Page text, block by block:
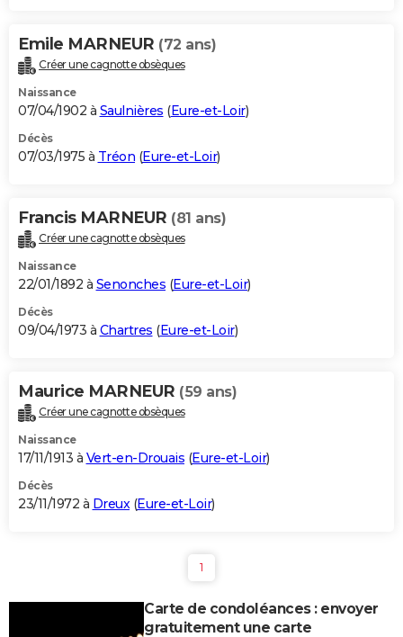
Emile MARNEUR (72 ans)
Créer une cagnotte obsèques
Naissance
07/04/1902 à Saulnières (Eure-et-Loir)
Décès
07/03/1975 à Tréon (Eure-et-Loir)
Francis MARNEUR (81 ans)
Créer une cagnotte obsèques
Naissance
22/01/1892 à Senonches (Eure-et-Loir)
Décès
09/04/1973 à Chartres (Eure-et-Loir)
Maurice MARNEUR (59 ans)
Créer une cagnotte obsèques
Naissance
17/11/1913 à Vert-en-Drouais (Eure-et-Loir)
Décès
23/11/1972 à Dreux (Eure-et-Loir)
1
Carte de condoléances : envoyer
gratuitement une carte